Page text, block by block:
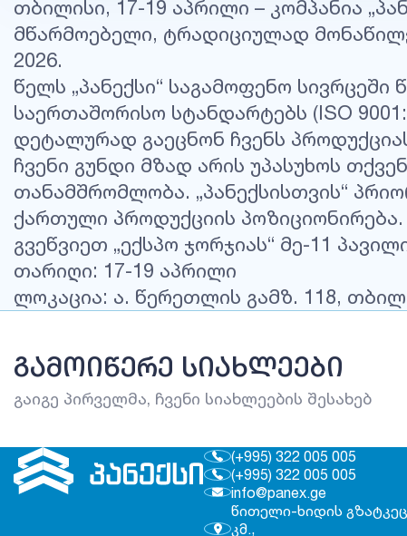
თბილისი, 17-19 აპრილი – კომპანია
მწარმოებელი, ტრადიციულად
2026.
წელს „პანექსი“ საგამოფენო
საერთაშორისო სტანდარტებს (ISO
დეტალურად გაეცნონ ჩვენს
ჩვენი გუნდი მზად არის უპასუხოს
თანამშრომლობა. „პანექსისთვის“
ქართული პროდუქციის პოზიციონირება.
გვეწვიეთ „ექსპო ჯორჯიას“ მე-11
თარიღი: 17-19 აპრილი
ლოკაცია: ა. წერეთლის გამზ. 118,
ᲒᲐᲛᲝᲘᲬᲔᲠᲔ ᲡᲘᲐᲮᲚᲔᲔᲑᲘ
გაიგე პირველმა, ჩვენი სიახლეების შესახებ
(+995) 322 005 005
(+995) 322 005 005
info@panex.ge
წითელი-ხიდის
კმ.,